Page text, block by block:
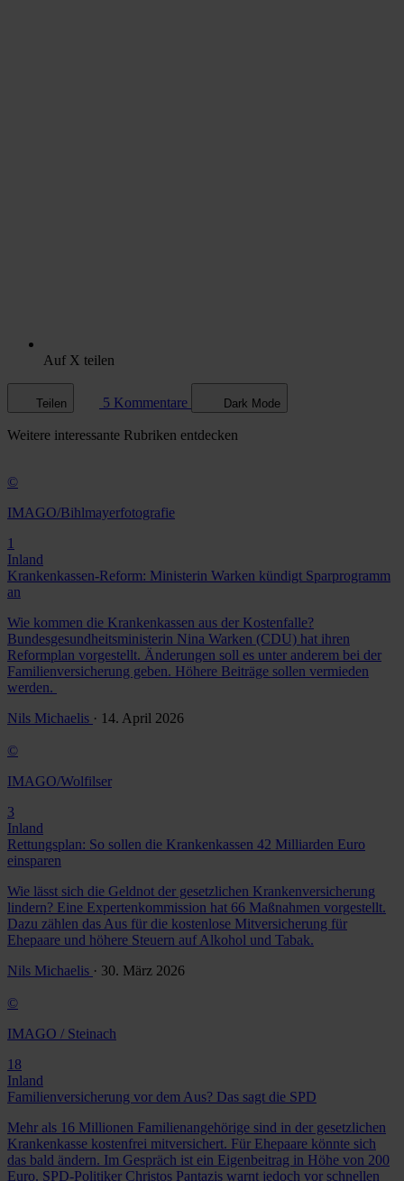
Auf X teilen
Teilen 5 Kommentare Dark Mode
Weitere interessante Rubriken entdecken
©
IMAGO/Bihlmayerfotografie
1
Inland
Krankenkassen-Reform: Ministerin Warken kündigt Sparprogramm
an
Wie kommen die Krankenkassen aus der Kostenfalle?
Bundesgesundheitsministerin Nina Warken (CDU) hat ihren
Reformplan vorgestellt. Änderungen soll es unter anderem bei der
Familienversicherung geben. Höhere Beiträge sollen vermieden
werden.
Nils Michaelis · 14. April 2026
©
IMAGO/Wolfilser
3
Inland
Rettungsplan: So sollen die Krankenkassen 42 Milliarden Euro
einsparen
Wie lässt sich die Geldnot der gesetzlichen Krankenversicherung
lindern? Eine Expertenkommission hat 66 Maßnahmen vorgestellt.
Dazu zählen das Aus für die kostenlose Mitversicherung für
Ehepaare und höhere Steuern auf Alkohol und Tabak.
Nils Michaelis · 30. März 2026
©
IMAGO / Steinach
18
Inland
Familienversicherung vor dem Aus? Das sagt die SPD
Mehr als 16 Millionen Familienangehörige sind in der gesetzlichen
Krankenkasse kostenfrei mitversichert. Für Ehepaare könnte sich
das bald ändern. Im Gespräch ist ein Eigenbeitrag in Höhe von 200
Euro. SPD-Politiker Christos Pantazis warnt jedoch vor schnellen